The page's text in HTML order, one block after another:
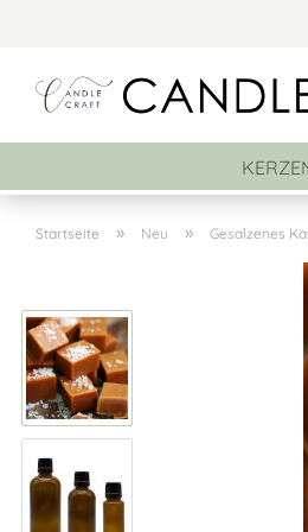
Startseite » Neu » Gesalzenes